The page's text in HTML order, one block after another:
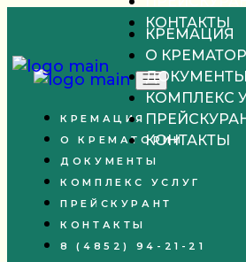
the
content
КРЕМАЦИЯ
О
КОМПЛЕКС
КОНТАКТЫ
КОНТАКТЫ
КРЕМАЦИЯ
О КРЕМАТОРИИ
ДОКУМЕНТЫ
КОМПЛЕКС УСЛУГ
ПРЕЙСКУРАНТ
КОНТАКТЫ
8 (4852) 94-21-21